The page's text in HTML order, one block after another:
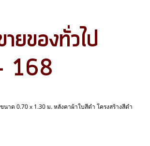
ายของทั่วไป
168
นาด 0.70 x 1.30 ม. หลังคาผ้าใบสีดำ โครงสร้างสีดำ